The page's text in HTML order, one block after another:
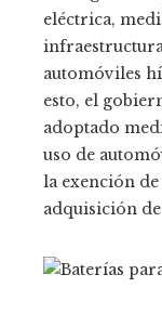
eléctrica,
automóviles
esto, el
adoptado
uso de
la exención
adquisición